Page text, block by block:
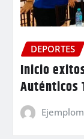
DEPORTES
Inicio
Auténticos